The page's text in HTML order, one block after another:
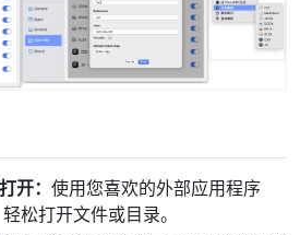
开： 使用您喜欢的外部应用程序
轻松打开文件或目录。